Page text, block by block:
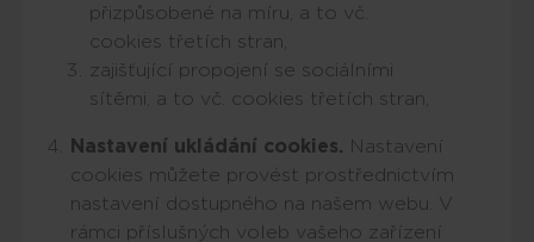
přizpůsobené na míru, a to vč.
cookies třetích stran,
zajišťující propojení se sociálními
sítěmi, a to vč. cookies třetích stran,
Nastavení ukládání cookies. Nastavení
cookies můžete provést prostřednictvím
nastavení dostupného na našem webu. V
rámci příslušných voleb vašeho zařízení